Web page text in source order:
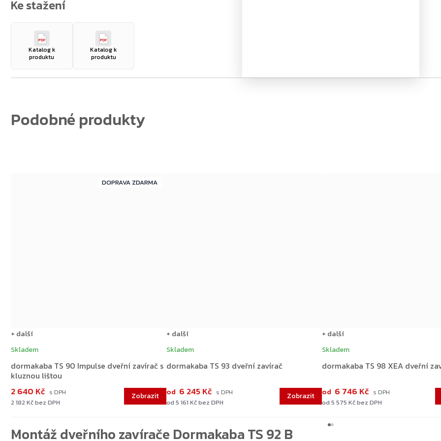
PDF
Katalog k
produktu
PDF
Katalog k
produktu
ZDARMA
dormakaba TS 90 Impulse dveřní zavírač s
kluznou lištou
Skladem
2 182 Kč bez DPH
2 640 Kč
+ další
dormakaba TS 93 dveřní zavírač
Skladem
od 5 161 Kč bez DPH
od 6 245 Kč
+ další
dormakaba TS 98 XEA dveřní
Skladem
od 5 575 Kč bez DPH
od 6 746 Kč
+ další
Montáž dveřního zavírače Dormakaba TS 92 B